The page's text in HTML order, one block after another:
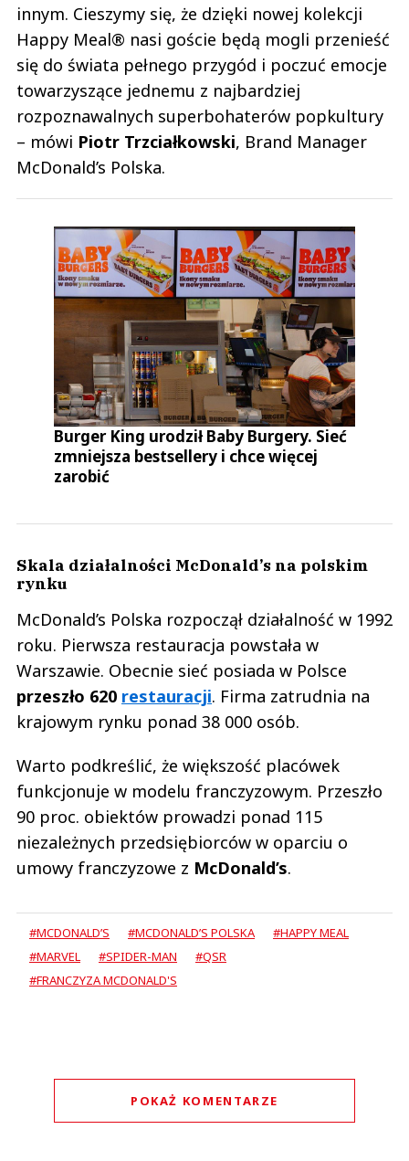
innym. Cieszymy się, że dzięki nowej kolekcji
Happy Meal® nasi goście będą mogli przenieść
się do świata pełnego przygód i poczuć emocje
towarzyszące jednemu z najbardziej
rozpoznawalnych superbohaterów popkultury
– mówi Piotr Trzciałkowski, Brand Manager
McDonald’s Polska.
Burger King urodził Baby Burgery. Sieć
zmniejsza bestsellery i chce więcej
zarobić
Skala działalności McDonald’s na polskim
rynku
McDonald’s Polska rozpoczął działalność w 1992
roku. Pierwsza restauracja powstała w
Warszawie. Obecnie sieć posiada w Polsce
przeszło 620 restauracji. Firma zatrudnia na
krajowym rynku ponad 38 000 osób.
Warto podkreślić, że większość placówek
funkcjonuje w modelu franczyzowym. Przeszło
90 proc. obiektów prowadzi ponad 115
niezależnych przedsiębiorców w oparciu o
umowy franczyzowe z McDonald’s.
#MCDONALD’S #MCDONALD’S POLSKA
#HAPPY MEAL
#MARVEL
#SPIDER-MAN
#QSR
#FRANCZYZA MCDONALD'S
POKAŻ KOMENTARZE